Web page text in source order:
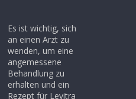
Es ist wichtig, sich
an einen Arzt zu
wenden, um eine
angemessene
Behandlung zu
erhalten und ein
Rezept für Levitra